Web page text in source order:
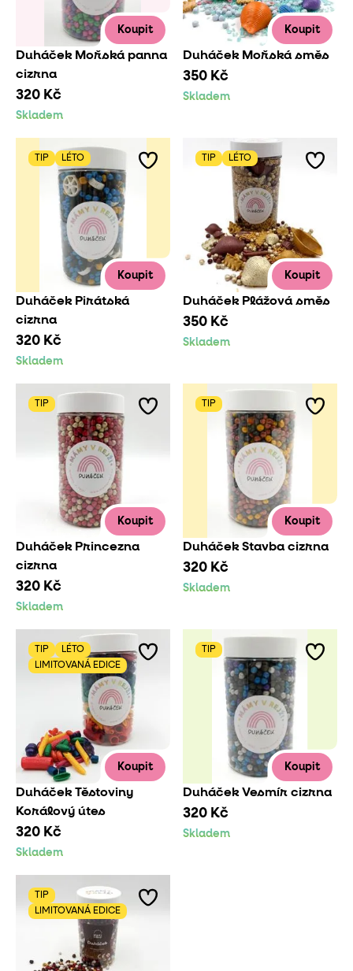
Koupit
Duháček Mořská panna
cizrna
320 Kč
Skladem
Koupit
Duháček Mořská směs
350 Kč
Skladem
TIP LÉTO
Koupit
Duháček Pirátská
cizrna
320 Kč
Skladem
TIP LÉTO
Koupit
Duháček Plážová směs
350 Kč
Skladem
TIP
Koupit
Duháček Princezna
cizrna
320 Kč
Skladem
TIP
Koupit
Duháček Stavba cizrna
320 Kč
Skladem
TIP
LÉTO
LIMITOVANÁ EDICE
Koupit
Duháček Těstoviny
Korálový útes
320 Kč
Skladem
TIP
Koupit
Duháček Vesmír cizrna
320 Kč
Skladem
TIP
LIMITOVANÁ EDICE